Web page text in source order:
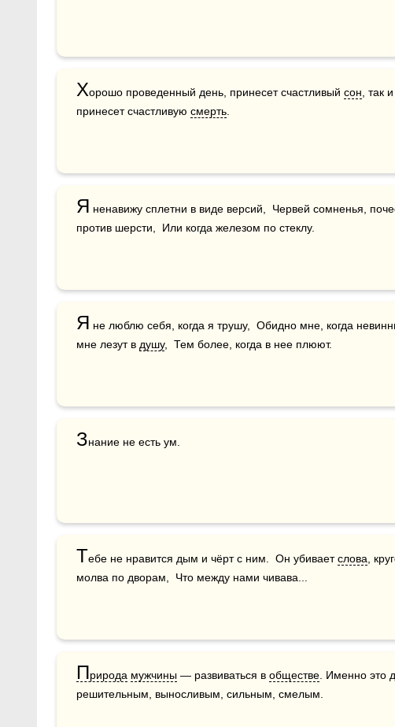
Хорошо проведенный день, принесет счастливый сон , так и
принесет счастливую смерть
Я ненавижу сплетни в виде версий,  Червей сомненья,
против шерсти,  Или когда железом по стеклу.
Я не люблю себя, когда я трушу,  Обидно мне, когда
мне лезут в душу,  Тем более, когда в нее плюют.
Знание не есть ум.
Тебе не нравится дым и чёрт с ним.  Он убивает слова ,
молва по дворам,  Что между нами чивава...
Природа мужчины — развиваться в обществе . Именно это
решительным, выносливым, сильным, смелым.